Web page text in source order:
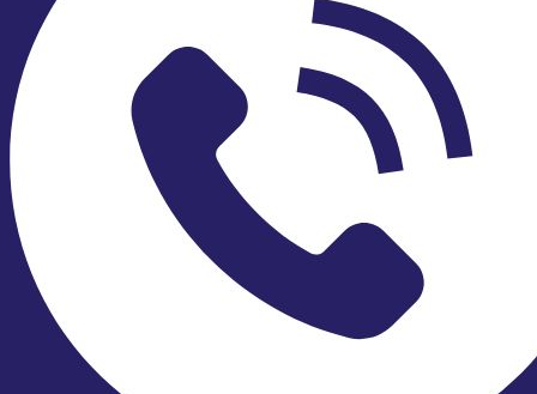
van, thường được làm bằng inox, có hình dạng trụ
dài. Khi có từ trường, piston sẽ bị hút lên, tạo thành
đường thẳng cho phép dòng chảy đi qua. Khi mất
điện, piston trở lại vị trí ban đầu nhờ lực đàn hồi của
lò xo, đóng kín đường dẫn và ngăn không cho lưu
chất đi qua.
Màng ngăn:
Được chế tạo từ các vật liệu như cao
su EPDM, PTFE… có khả năng chịu ăn mòn và nhiệt
độ cao giúp ngăn cách giữa phần điện và phần
tiếp xúc với chất lỏng, đảm bảo độ kín của hệ
thống, tránh hiện tượng rò rỉ hoặc thất thoát lưu